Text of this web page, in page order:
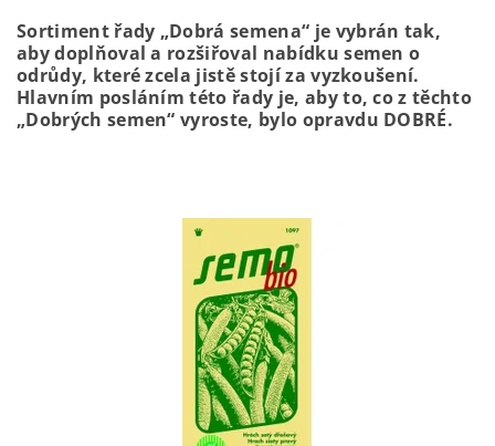
Sortiment řady „Dobrá semena“ je vybrán tak,
aby doplňoval a rozšiřoval nabídku semen o
odrůdy, které zcela jistě stojí za vyzkoušení.
Hlavním posláním této řady je, aby to, co z těchto
„Dobrých semen“ vyroste, bylo opravdu DOBRÉ.